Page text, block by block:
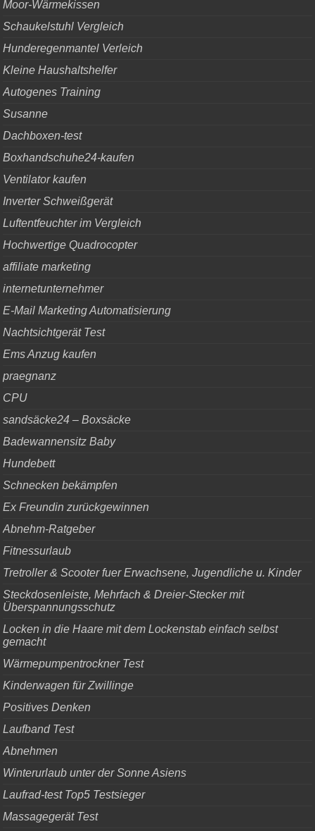
Moor-Wärmekissen
Schaukelstuhl Vergleich
Hunderegenmantel Verleich
Kleine Haushaltshelfer
Autogenes Training
Susanne
Dachboxen-test
Boxhandschuhe24-kaufen
Ventilator kaufen
Inverter Schweißgerät
Luftentfeuchter im Vergleich
Hochwertige Quadrocopter
affiliate marketing
internetunternehmer
E-Mail Marketing Automatisierung
Nachtsichtgerät Test
Ems Anzug kaufen
praegnanz
CPU
sandsäcke24 – Boxsäcke
Badewannensitz Baby
Hundebett
Schnecken bekämpfen
Ex Freundin zurückgewinnen
Abnehm-Ratgeber
Fitnessurlaub
Tretroller & Scooter fuer Erwachsene, Jugendliche u. Kinder
Steckdosenleiste, Mehrfach & Dreier-Stecker mit
Überspannungsschutz
Locken in die Haare mit dem Lockenstab einfach selbst
gemacht
Wärmepumpentrockner Test
Kinderwagen für Zwillinge
Positives Denken
Laufband Test
Abnehmen
Winterurlaub unter der Sonne Asiens
Laufrad-test Top5 Testsieger
Massagegerät Test